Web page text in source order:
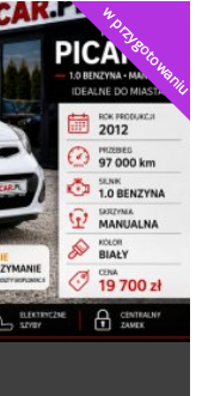
w przygotowaniu